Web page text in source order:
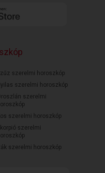
szerelmi horoszkóp
szerelmi horoszkóp
szerelmi
szerelmi horoszkóp
szerelmi
szerelmi horoszkóp